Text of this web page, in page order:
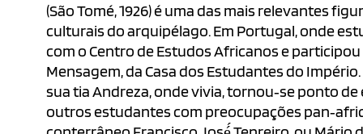
(São Tomé, 1926) é uma das mais relevantes
culturais do arquipélago. Em Portugal, onde
com o Centro de Estudos Africanos e
Mensagem, da Casa dos Estudantes do Império.
sua tia Andreza, onde vivia, tornou‐se ponto
outros estudantes com preocupações